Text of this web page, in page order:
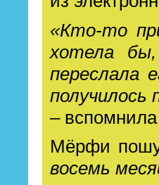
«Кто-то
хотела
переслала
получилось
–
Мёрфи
восемь